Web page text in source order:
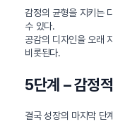
감정의 균형을 지키는
수 있다.
공감의 디자인을 오래
비롯된다.
5단계 – 감정
결국 성장의 마지막 단